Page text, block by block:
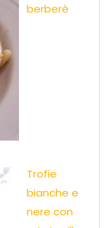
berberè
Trofie
bianche e
nere con